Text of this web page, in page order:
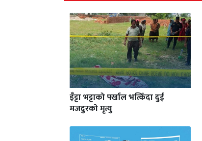
इँट्टा भट्टाको पर्खाल भत्किँदा दुई
मजदुरको मृत्यु